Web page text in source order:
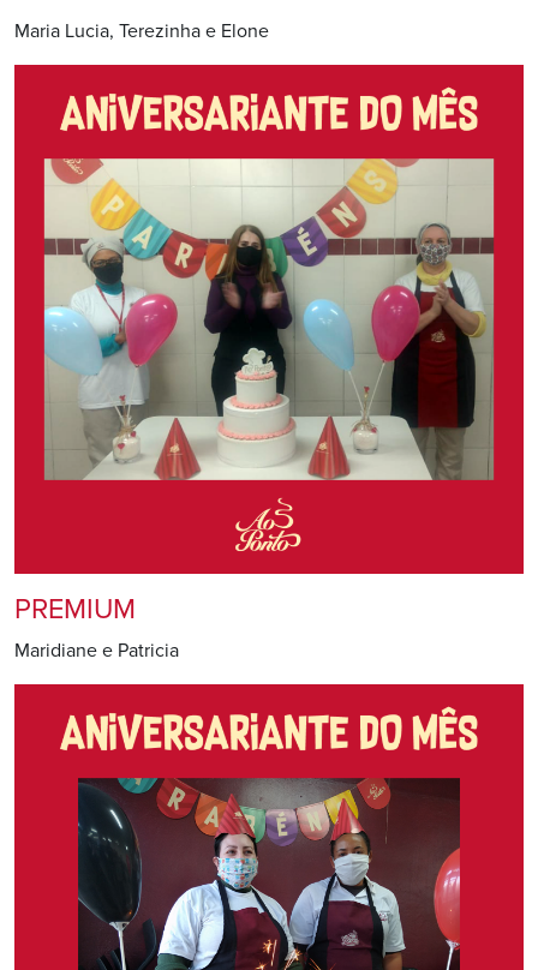
Maria Lucia, Terezinha e Elone
PREMIUM
Maridiane e Patricia